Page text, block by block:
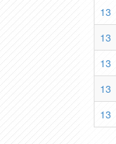
13
13
13
13
13